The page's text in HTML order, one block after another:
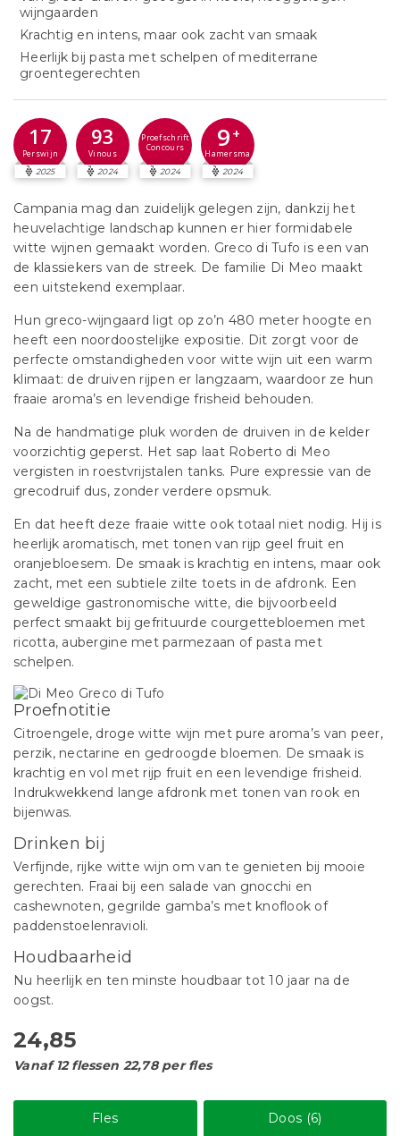
wijngaarden
Krachtig en intens, maar ook zacht van smaak
Heerlijk bij pasta met schelpen of mediterrane
groentegerechten
17
Perswijn
2025
93
Vinous
2024
Proefschrift
Concours
2024
9 +
Hamersma
2024
Campania mag dan zuidelijk gelegen zijn, dankzij het
heuvelachtige landschap kunnen er hier formidabele
witte wijnen gemaakt worden. Greco di Tufo is een van
de klassiekers van de streek. De familie Di Meo maakt
een uitstekend exemplaar.
Hun greco-wijngaard ligt op zo’n 480 meter hoogte en
heeft een noordoostelijke expositie. Dit zorgt voor de
perfecte omstandigheden voor witte wijn uit een warm
klimaat: de druiven rijpen er langzaam, waardoor ze hun
fraaie aroma’s en levendige frisheid behouden.
Na de handmatige pluk worden de druiven in de kelder
voorzichtig geperst. Het sap laat Roberto di Meo
vergisten in roestvrijstalen tanks. Pure expressie van de
grecodruif dus, zonder verdere opsmuk.
En dat heeft deze fraaie witte ook totaal niet nodig. Hij is
heerlijk aromatisch, met tonen van rijp geel fruit en
oranjebloesem. De smaak is krachtig en intens, maar ook
zacht, met een subtiele zilte toets in de afdronk. Een
geweldige gastronomische witte, die bijvoorbeeld
perfect smaakt bij gefrituurde courgettebloemen met
ricotta, aubergine met parmezaan of pasta met
schelpen.
Proefnotitie
Citroengele, droge witte wijn met pure aroma’s van peer,
perzik, nectarine en gedroogde bloemen. De smaak is
krachtig en vol met rijp fruit en een levendige frisheid.
Indrukwekkend lange afdronk met tonen van rook en
bijenwas.
Drinken bij
Verfijnde, rijke witte wijn om van te genieten bij mooie
gerechten. Fraai bij een salade van gnocchi en
cashewnoten, gegrilde gamba’s met knoflook of
paddenstoelenravioli.
Houdbaarheid
Nu heerlijk en ten minste houdbaar tot 10 jaar na de
oogst.
24,85
Vanaf 12 flessen 22,78 per fles
Fles Doos (6)